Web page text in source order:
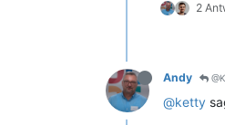
2
Andy
@ketty